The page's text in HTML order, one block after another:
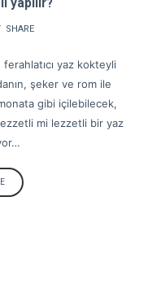
yapılır?
SHARE
yaz kokteyli
şeker ve rom ile
gibi içilebilecek,
mi lezzetli bir yaz